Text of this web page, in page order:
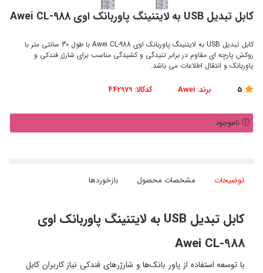
کابل تبدیل USB به لایتنینگ پاوربانک اوی Awei CL-988
کابل تبدیل USB به لایتنینگ پاوربانک اوی Awei CL-988 با طول 30 سانتی متر با
روکش پارچه ای مقاوم در برابر تنیدگی و کشیدگی مناسب برای شارژر فندکی و
پاوربانک و انتقال اطلاعات می باشد.
برند: Awei کدکالا: 442979
ناموجود
توضیحات مشخصات محصول بازخوردها
کابل تبدیل USB به لایتنینگ پاوربانک اوی
Awei CL-988
با توسعه استفاده از پاور بانک‌ها و شارژر‌های فندکی نیاز کاربران کابل